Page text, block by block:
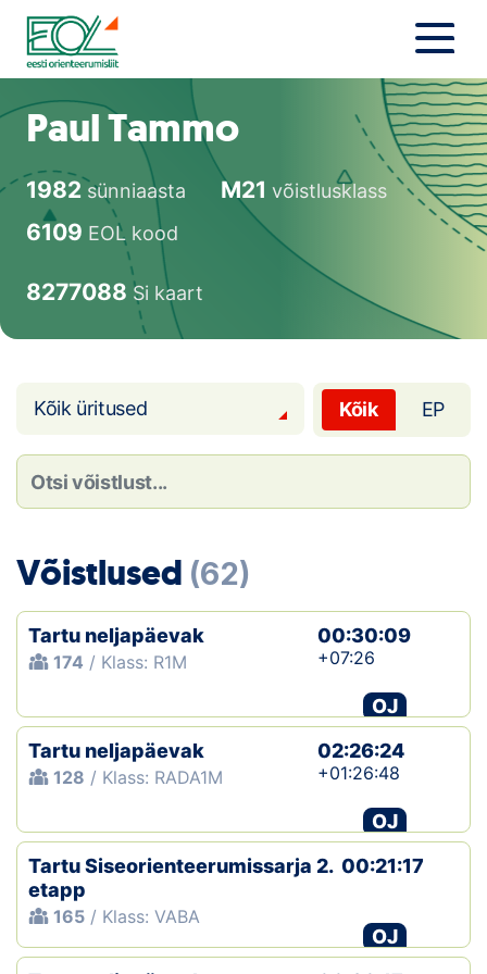
Liigu
sisu
juurde
Uudised
Orienteerujale
Eesti Orienteerumine 100!
Toetamine
Loha
Galerii
Kalender
Tule klubisse!
Tulemused
Dokumendid
Paul Tammo
1982sünniaasta M21 võistlusklass
6109 EOL kood
8277088 Si kaart
Kõik üritused Kõik EP
Võistlused (62)
Tartu neljapäevak
174 / Klass: R1M
00:30:09
+07:26
OJ
Tartu neljapäevak
128 / Klass: RADA1M
02:26:24
+01:26:48
OJ
Tartu Siseorienteerumissarja 2.
etapp
165 / Klass: VABA
00:21:17
OJ